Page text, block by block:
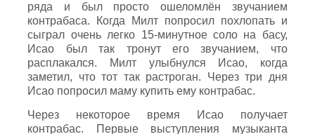
ряда и был просто ошеломлён звучанием
контрабаса. Когда Милт попросил похлопать и
сыграл очень легко 15-минутное соло на басу,
Исао был так тронут его звучанием, что
расплакался. Милт улыбнулся Исао, когда
заметил, что тот так растроган. Через три дня
Исао попросил маму купить ему контрабас.
Через некоторое время Исао получает
контрабас. Первые выступления музыканта